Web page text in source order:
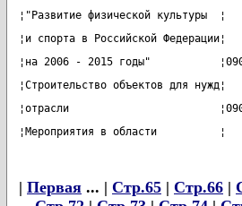
¦"Развитие физической
¦и спорта в Российской
¦на 2006 - 2015 годы"
¦Строительство объектов для
¦отрасли
¦Мероприятия в области
| Первая ... | Стр.65 | Стр.66 |